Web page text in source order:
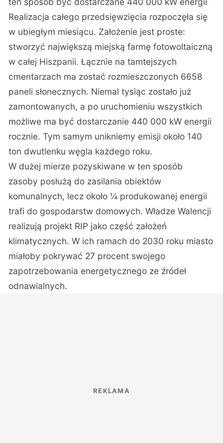
Realizacja całego przedsięwzięcia rozpoczęła się
w ubiegłym miesiącu. Założenie jest proste:
stworzyć największą miejską farmę fotowoltaiczną
w całej Hiszpanii. Łącznie na tamtejszych
cmentarzach ma zostać rozmieszczonych 6658
paneli słonecznych. Niemal tysiąc zostało już
zamontowanych, a po uruchomieniu wszystkich
możliwe ma być dostarczanie 440 000 kW energii
rocznie. Tym samym unikniemy emisji około 140
ton dwutlenku węgla każdego roku.
W dużej mierze pozyskiwane w ten sposób
zasoby posłużą do zasilania obiektów
komunalnych, lecz około ¼ produkowanej energii
trafi do gospodarstw domowych. Władze Walencji
realizują projekt RIP jako część założeń
klimatycznych. W ich ramach do 2030 roku miasto
miałoby pokrywać 27 procent swojego
zapotrzebowania energetycznego ze źródeł
odnawialnych.